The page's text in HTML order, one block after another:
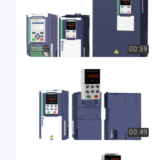
00:39
00:49